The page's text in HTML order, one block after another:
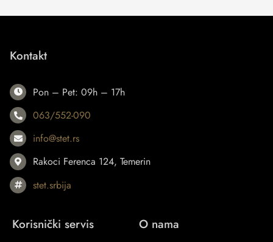
Kontakt
Pon – Pet: 09h – 17h
063/552-090
info@stet.rs
Rakoci Ferenca 124, Temerin
stet.srbija
Korisnički servis O nama